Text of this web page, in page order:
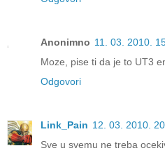
Anonimno 11. 03. 2010.
Moze, pise ti da je to UT3
Odgovori
Link_Pain 12. 03. 2010.
Sve u svemu ne treba